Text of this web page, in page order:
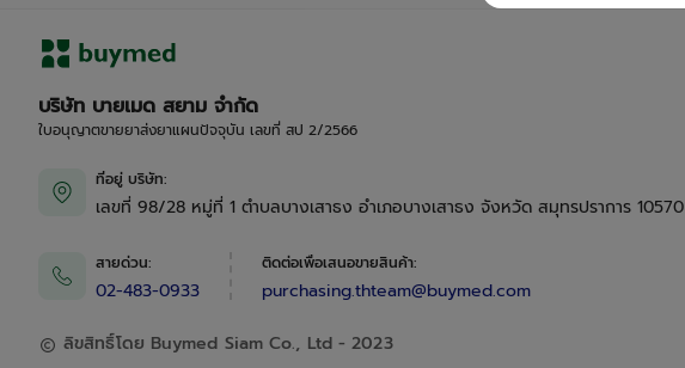
บริษัท บายเมด สยาม จำกัด
ใบอนุญาตขายยาส่งยาแผนปัจจุบัน เลขที่ สป 2/2566
ที่อยู่ บริษัท:
เลขที่ 98/28 หมู่ที่ 1 ตำบลบางเสาธง อำเภอบางเสาธง จังหวัด สมุทรปราการ 10570
สายด่วน:
02-483-0933
ติดต่อเพื่อเสนอขายสินค้า:
purchasing.thteam@buymed.com
ลิขสิทธิ์โดย Buymed Siam Co., Ltd - 2023